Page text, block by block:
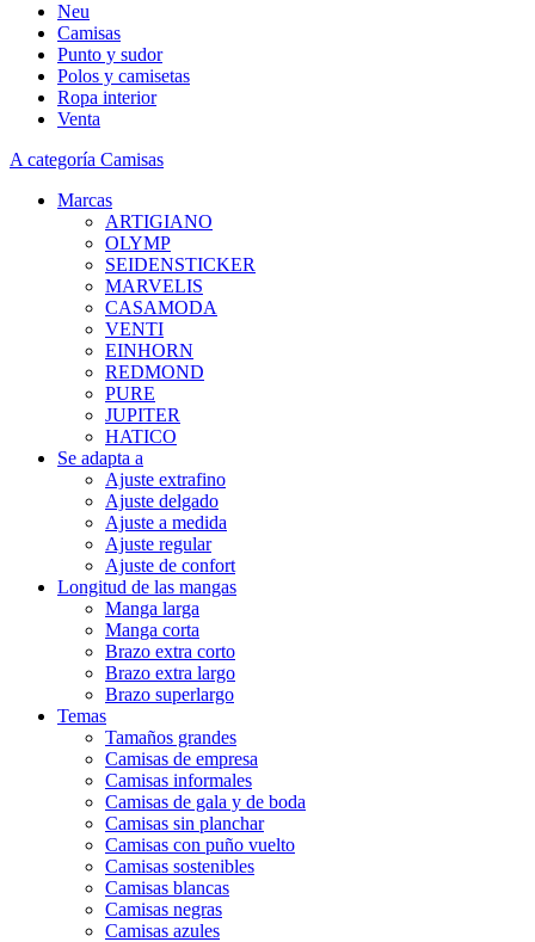
Neu
Camisas
Punto y sudor
Polos y camisetas
Ropa interior
Venta
A categoría Camisas
Marcas
ARTIGIANO
OLYMP
SEIDENSTICKER
MARVELIS
CASAMODA
VENTI
EINHORN
REDMOND
PURE
JUPITER
HATICO
Se adapta a
Ajuste extrafino
Ajuste delgado
Ajuste a medida
Ajuste regular
Ajuste de confort
Longitud de las mangas
Manga larga
Manga corta
Brazo extra corto
Brazo extra largo
Brazo superlargo
Temas
Tamaños grandes
Camisas de empresa
Camisas informales
Camisas de gala y de boda
Camisas sin planchar
Camisas con puño vuelto
Camisas sostenibles
Camisas blancas
Camisas negras
Camisas azules